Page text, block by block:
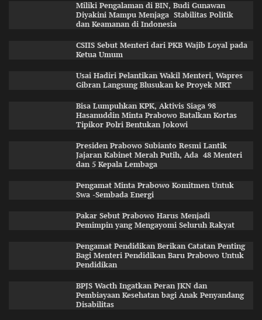
Miliki Pengalaman di BIN, Budi Gunawan
Diyakini Mampu Menjaga Stabilitas Politik
dan Keamanan di Indonesia
CSIIS Sebut Menteri dari PKB Wajib Loyal pada
Ketua Umum
Usai Hadiri Pelantikan Wakil Menteri, Wapres
Gibran Langsung Blusukan ke Proyek MRT
Bisa Lumpuhkan KPK, Aktivis Siaga 98
Hasanuddin Minta Prabowo Batalkan Kortas
Tipikor Polri Bentukan Jokowi
Presiden Prabowo Subianto Resmi Lantik
Jajaran Kabinet Merah Putih, Ada 48 Menteri
dan 5 Kepala Lembaga
Pengamat Minta Prabowo Komitmen Untuk
Swa -Sembada Energi
Pakar Sebut Prabowo Harus Menjadi
Pemimpin yang Mengayomi Seluruh Rakyat
Pengamat Pendidikan Berikan Catatan Penting
Bagi Menteri Pendidikan Baru Prabowo Untuk
Pendidikan
BPJS Wacth Ingatkan Peran JKN dan
Pembiayaan Kesehatan bagi Anak Penyandang
Disabilitas